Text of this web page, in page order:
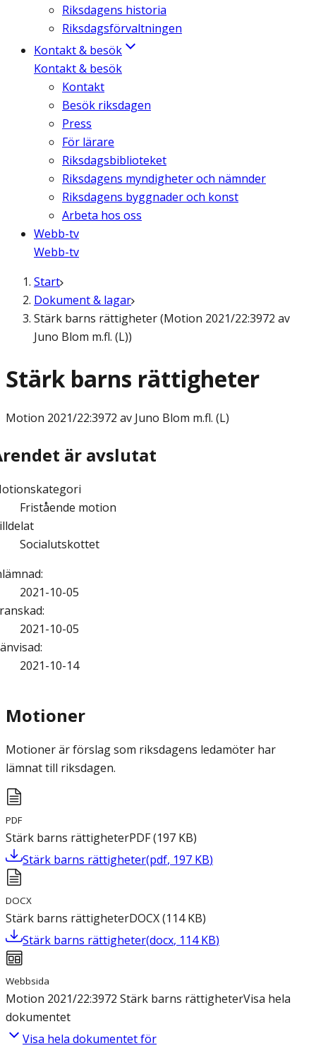
Riksdagens historia
Riksdagsförvaltningen
Kontakt & besök
Kontakt & besök
Kontakt
Besök riksdagen
Press
För lärare
Riksdagsbiblioteket
Riksdagens myndigheter och nämnder
Riksdagens byggnader och konst
Arbeta hos oss
Webb-tv
Webb-tv
Start
Dokument & lagar
Stärk barns rättigheter (Motion 2021/22:3972 av
Juno Blom m.fl. (L))
Stärk barns rättigheter
Motion 2021/22:3972 av Juno Blom m.fl. (L)
är avslutat
Fristående motion
Socialutskottet
:
2021-10-05
:
2021-10-05
:
2021-10-14
Motioner
Motioner är förslag som riksdagens ledamöter har
lämnat till riksdagen.
PDF
Stärk barns rättigheterPDF(197 KB)
Stärk barns rättigheter(pdf, 197 KB)
DOCX
Stärk barns rättigheterDOCX(114 KB)
Stärk barns rättigheter(docx, 114 KB)
Webbsida
Motion 2021/22:3972 Stärk barns rättigheterVisa hela
dokumentet
Visa hela dokumentet för